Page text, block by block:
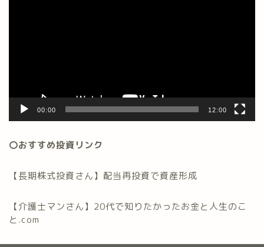
00:00 12:00
〇おすすめ投資リンク
【長期株式投資さん】配当再投資で資産形成
【介護士マンさん】20代で知りたかったお金と人生のこ
と.com